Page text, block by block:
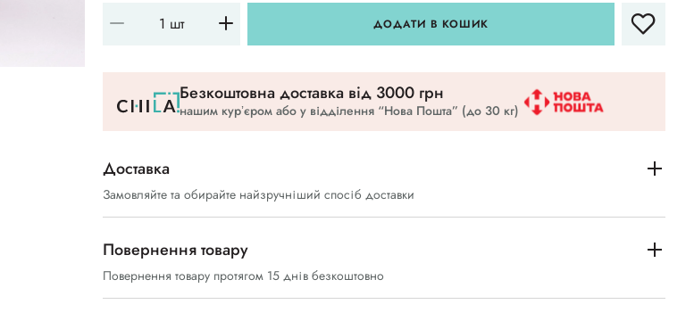
ДОДАТИ В КОШИК
Безкоштовна доставка вiд 3000 грн
нашим курʼєром або у відділення “Нова Пошта” (до 30 кг)
Доставка
Замовляйте та обирайте найзручніший спосіб доставки
Повернення товару
Повернення товару протягом 15 днів безкоштовно